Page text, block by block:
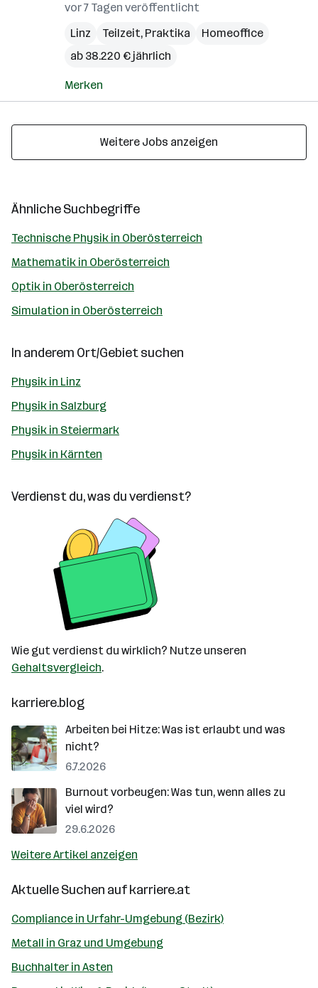
vor 7 Tagen veröffentlicht
Linz
Teilzeit, Praktika
Homeoffice
ab 38.220 € jährlich
Merken
Weitere Jobs anzeigen
Ähnliche Suchbegriffe
Technische Physik in Oberösterreich
Mathematik in Oberösterreich
Optik in Oberösterreich
Simulation in Oberösterreich
In anderem Ort/Gebiet suchen
Physik in Linz
Physik in Salzburg
Physik in Steiermark
Physik in Kärnten
Verdienst du, was du verdienst?
Wie gut verdienst du wirklich? Nutze unseren
Gehaltsvergleich.
karriere.blog
Arbeiten bei Hitze: Was ist erlaubt und was
nicht?
6.7.2026
Burnout vorbeugen: Was tun, wenn alles zu
viel wird?
29.6.2026
Weitere Artikel anzeigen
Aktuelle Suchen aufkarriere.at
Compliance in Urfahr-Umgebung (Bezirk)
Metall in Graz und Umgebung
Buchhalter in Asten